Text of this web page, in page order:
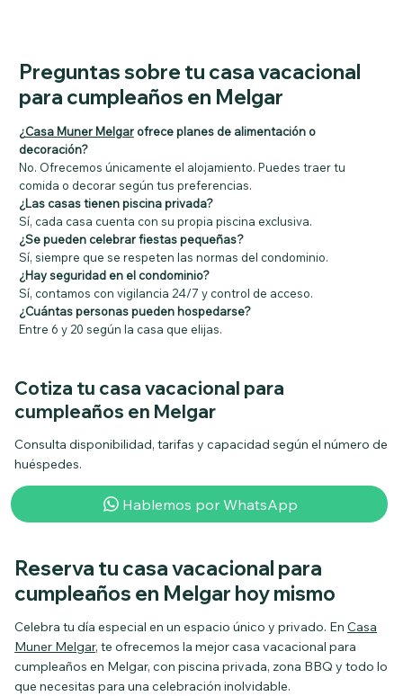
Preguntas sobre tu casa vacacional
para cumpleaños en Melgar
¿Casa Muner Melgarofrece planes de alimentación o
decoración?
No. Ofrecemos únicamente el alojamiento. Puedes traer tu
comida o decorar según tus preferencias.
¿Las casas tienen piscina privada?
Sí, cada casa cuenta con su propia piscina exclusiva.
¿Se pueden celebrar fiestas pequeñas?
Sí, siempre que se respeten las normas del condominio.
¿Hay seguridad en el condominio?
Sí, contamos con vigilancia 24/7 y control de acceso.
¿Cuántas personas pueden hospedarse?
Entre 6 y 20 según la casa que elijas.
Cotiza tu casa vacacional para
cumpleaños en Melgar
Consulta disponibilidad, tarifas y capacidad según el número de
huéspedes.
Hablemos por WhatsApp
Reserva tu casa vacacional para
cumpleaños en Melgar hoy mismo
Celebra tu día especial en un espacio único y privado. EnCasa
Muner Melgar, te ofrecemos la mejor casa vacacional para
cumpleaños en Melgar, con piscina privada, zona BBQ y todo lo
que necesitas para una celebración inolvidable.